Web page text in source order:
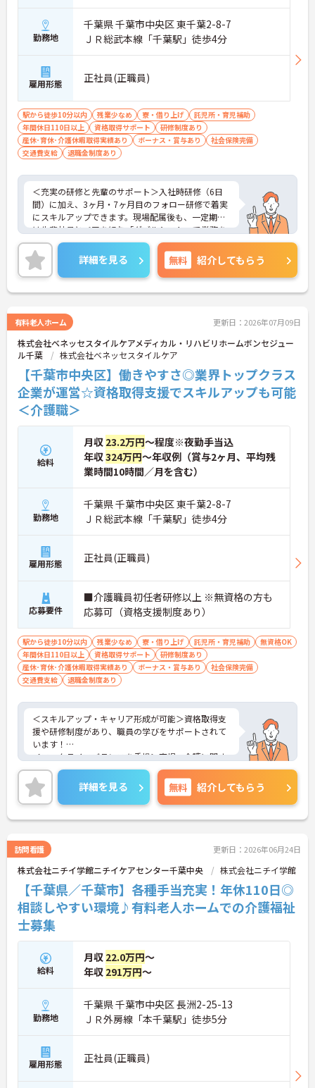
勤務地
千葉県 千葉市中央区 東千葉2-8-7
ＪＲ総武本線「千葉駅」徒歩4分
雇用形態 正社員(正職員)
駅から徒歩10分以内 残業少なめ 寮・借り上げ
託児所・育児補助
年間休日110日以上
資格取得サポート
研修制度あり
産休･育休･介護休暇取得実績あり
ボーナス・賞与あり
社会保険完備
交通費支給
退職金制度あり
＜充実の研修と先輩のサポート＞入社時研修（6日
間）に加え、3ヶ月・7ヶ月目のフォロー研修で着実
にスキルアップできます。現場配属後も、一定期間
は先輩社員とペアを組む「ダブルシフト」で業務を
習得できるので、一人で抱え込むことはありませ
ん。
＜頑張りが給与に直結！専門性を磨いて年収アップ
＞経験やスキルがしっかり給与に反映される仕組み
です。定期昇給に加え、独自の社内専門資格制度
の専門性を認定されると、1資格につき月給＋1万円
（最大4万円）の手当がつきます。キャリアアップす
れば年収UPも目指せるため、高いモチベーションで
働き続けられます。
＜家族も嬉しい！ベネッセグループならではの手厚
い福利厚生＞ご家族も支える制度が満載♪産休・育
休の取得実績も多数あり、ライフステージが変わっ
ても長く安心して働き続けられる環境が整っていま
す。
詳細を見る 無料 紹介してもらう
有料老人ホーム 更新日：2026年07月09日
株式会社ベネッセスタイルケアメディカル・リハビリホームボンセジュー
ル千葉
株式会社ベネッセスタイルケア
【千葉市中央区】働きやすさ◎業界トップクラス
企業が運営☆資格取得支援でスキルアップも可能
＜介護職＞
給料
月収 23.2万円～程度※夜勤手当込
年収324万円～年収例（賞与2ヶ月、平均残
業時間10時間／月を含む）
勤務地
千葉県 千葉市中央区 東千葉2-8-7
ＪＲ総武本線「千葉駅」徒歩4分
雇用形態 正社員(正職員)
応募要件
■介護職員初任者研修以上 ※無資格の方も
応募可（資格支援制度あり）
駅から徒歩10分以内 残業少なめ 寮・借り上げ 託児所・育児補助
無資格OK
年間休日110日以上
資格取得サポート
研修制度あり
産休･育休･介護休暇取得実績あり
ボーナス・賞与あり
社会保険完備
交通費支給
退職金制度あり
＜スキルアップ・キャリア形成が可能＞資格取得支
援や研修制度があり、職員の学びをサポートされて
います！
＜ワークライフバランスを重視＞育児・介護に関す
る制度や社宅制度、各種手当など、長く安心して働
きやすい環境が整っています。
＜寄り添ったケアの実施＞利用者さまに深く寄り添
ったサービスの提供を目指し、職員の専門性を高め
るような人材育成にも注力されています。
詳細をお話ししますのでお気軽にご相談ください！
詳細を見る 無料 紹介してもらう
訪問看護 更新日：2026年06月24日
株式会社ニチイ学館ニチイケアセンター千葉中央 株式会社ニチイ学館
【千葉県／千葉市】各種手当充実！年休110日◎
相談しやすい環境♪有料老人ホームでの介護福祉
士募集
給料
月収 22.0万円～
年収 291万円～
勤務地
千葉県 千葉市中央区 長洲2-25-13
ＪＲ外房線「本千葉駅」徒歩5分
雇用形態 正社員(正職員)